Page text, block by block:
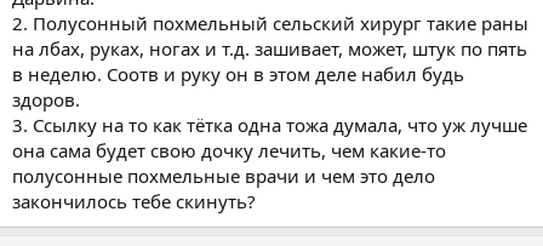
руководством я и шил сам себе голову, смотрясь в зеркало.
Конечно понимаю, что очень повезло и что боль я переношу
достаточно легко. Но если бы сам умел шить или хотя бы знал
как это делается, было бы намного проще... так, что в таких
ситуациях, знать
симпатичный и уже почти не видный шрам на лбу = ) И еще,
моё мнение, лучше я зашью сам себя, чем это будет делать
какой-ть полусонный с похмелья хирург в каком-ть
деревенском травмпункте...
2. Полусонный похмельный сельский хирург такие раны
на лбах, руках, ногах и т.д. зашивает, может, штук по пять
в неделю. Соотв и руку он в этом деле набил будь
здоров.
3. Ссылку на то как тётка одна тожа думала, что уж лучше
она сама будет свою дочку лечить, чем какие-то
полусонные похмельные врачи и чем это дело
закончилось тебе скинуть?